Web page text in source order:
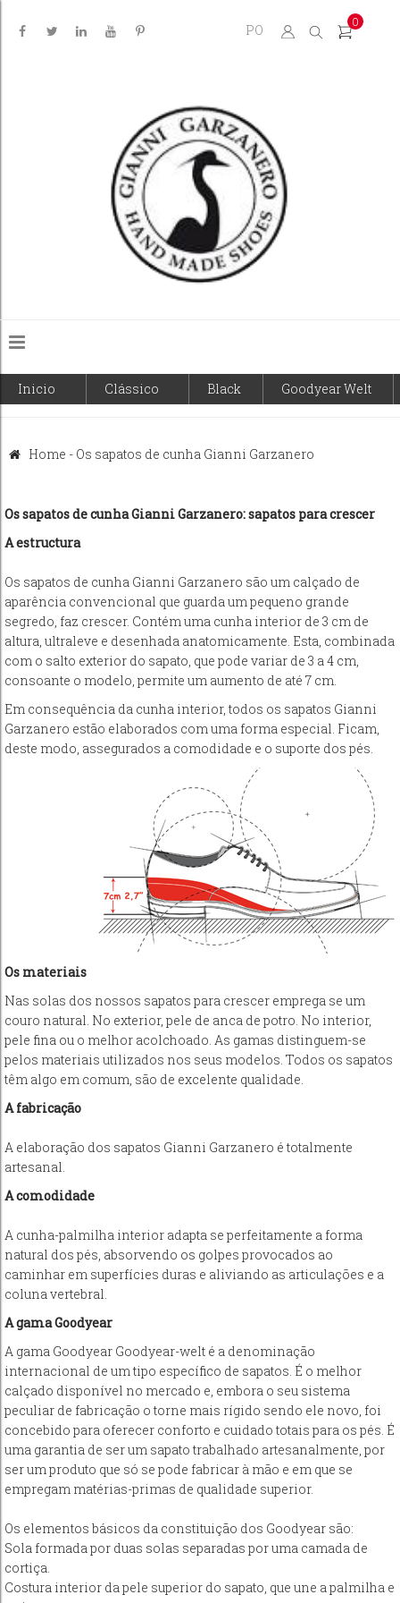
PO 0
Inicio Clássico Black Goodyear Welt
Home - Os sapatos de cunha Gianni Garzanero
Os sapatos de cunha Gianni Garzanero: sapatos para crescer
A estructura
Os sapatos de cunha Gianni Garzanero são um calçado de
aparência convencional que guarda um pequeno grande
segredo, faz crescer. Contém uma cunha interior de 3 cm de
altura, ultraleve e desenhada anatomicamente. Esta, combinada
com o salto exterior do sapato, que pode variar de 3 a 4 cm,
consoante o modelo, permite um aumento de até 7 cm.
Em consequência da cunha interior, todos os sapatos Gianni
Garzanero estão elaborados com uma forma especial. Ficam,
deste modo, assegurados a comodidade e o suporte dos pés.
Os materiais
Nas solas dos nossos sapatos para crescer emprega se um
couro natural. No exterior, pele de anca de potro. No interior,
pele fina ou o melhor acolchoado. As gamas distinguem-se
pelos materiais utilizados nos seus modelos. Todos os sapatos
têm algo em comum, são de excelente qualidade.
A fabricação
A elaboração dos sapatos Gianni Garzanero é totalmente
artesanal.
Acomodidade
A cunha-palmilha interior adapta se perfeitamente a forma
natural dos pés, absorvendo os golpes provocados ao
caminhar em superfícies duras e aliviando as articulações e a
coluna vertebral.
A gama Goodyear
A gama Goodyear Goodyear-welt é a denominação
internacional de um tipo específico de sapatos. É o melhor
calçado disponível no mercado e, embora o seu sistema
peculiar de fabricação o torne mais rígido sendo ele novo, foi
concebido para oferecer conforto e cuidado totais para os pés. É
uma garantia de ser um sapato trabalhado artesanalmente, por
ser um produto que só se pode fabricar à mão e em que se
empregam matérias-primas de qualidade superior.
Os elementos básicos da constituição dos Goodyear são:
Sola formada por duas solas separadas por uma camada de
cortiça.
Costura interior da pele superior do sapato, que une a palmilha e